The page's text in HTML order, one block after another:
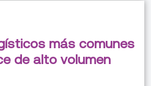
más comunes
de alto volumen